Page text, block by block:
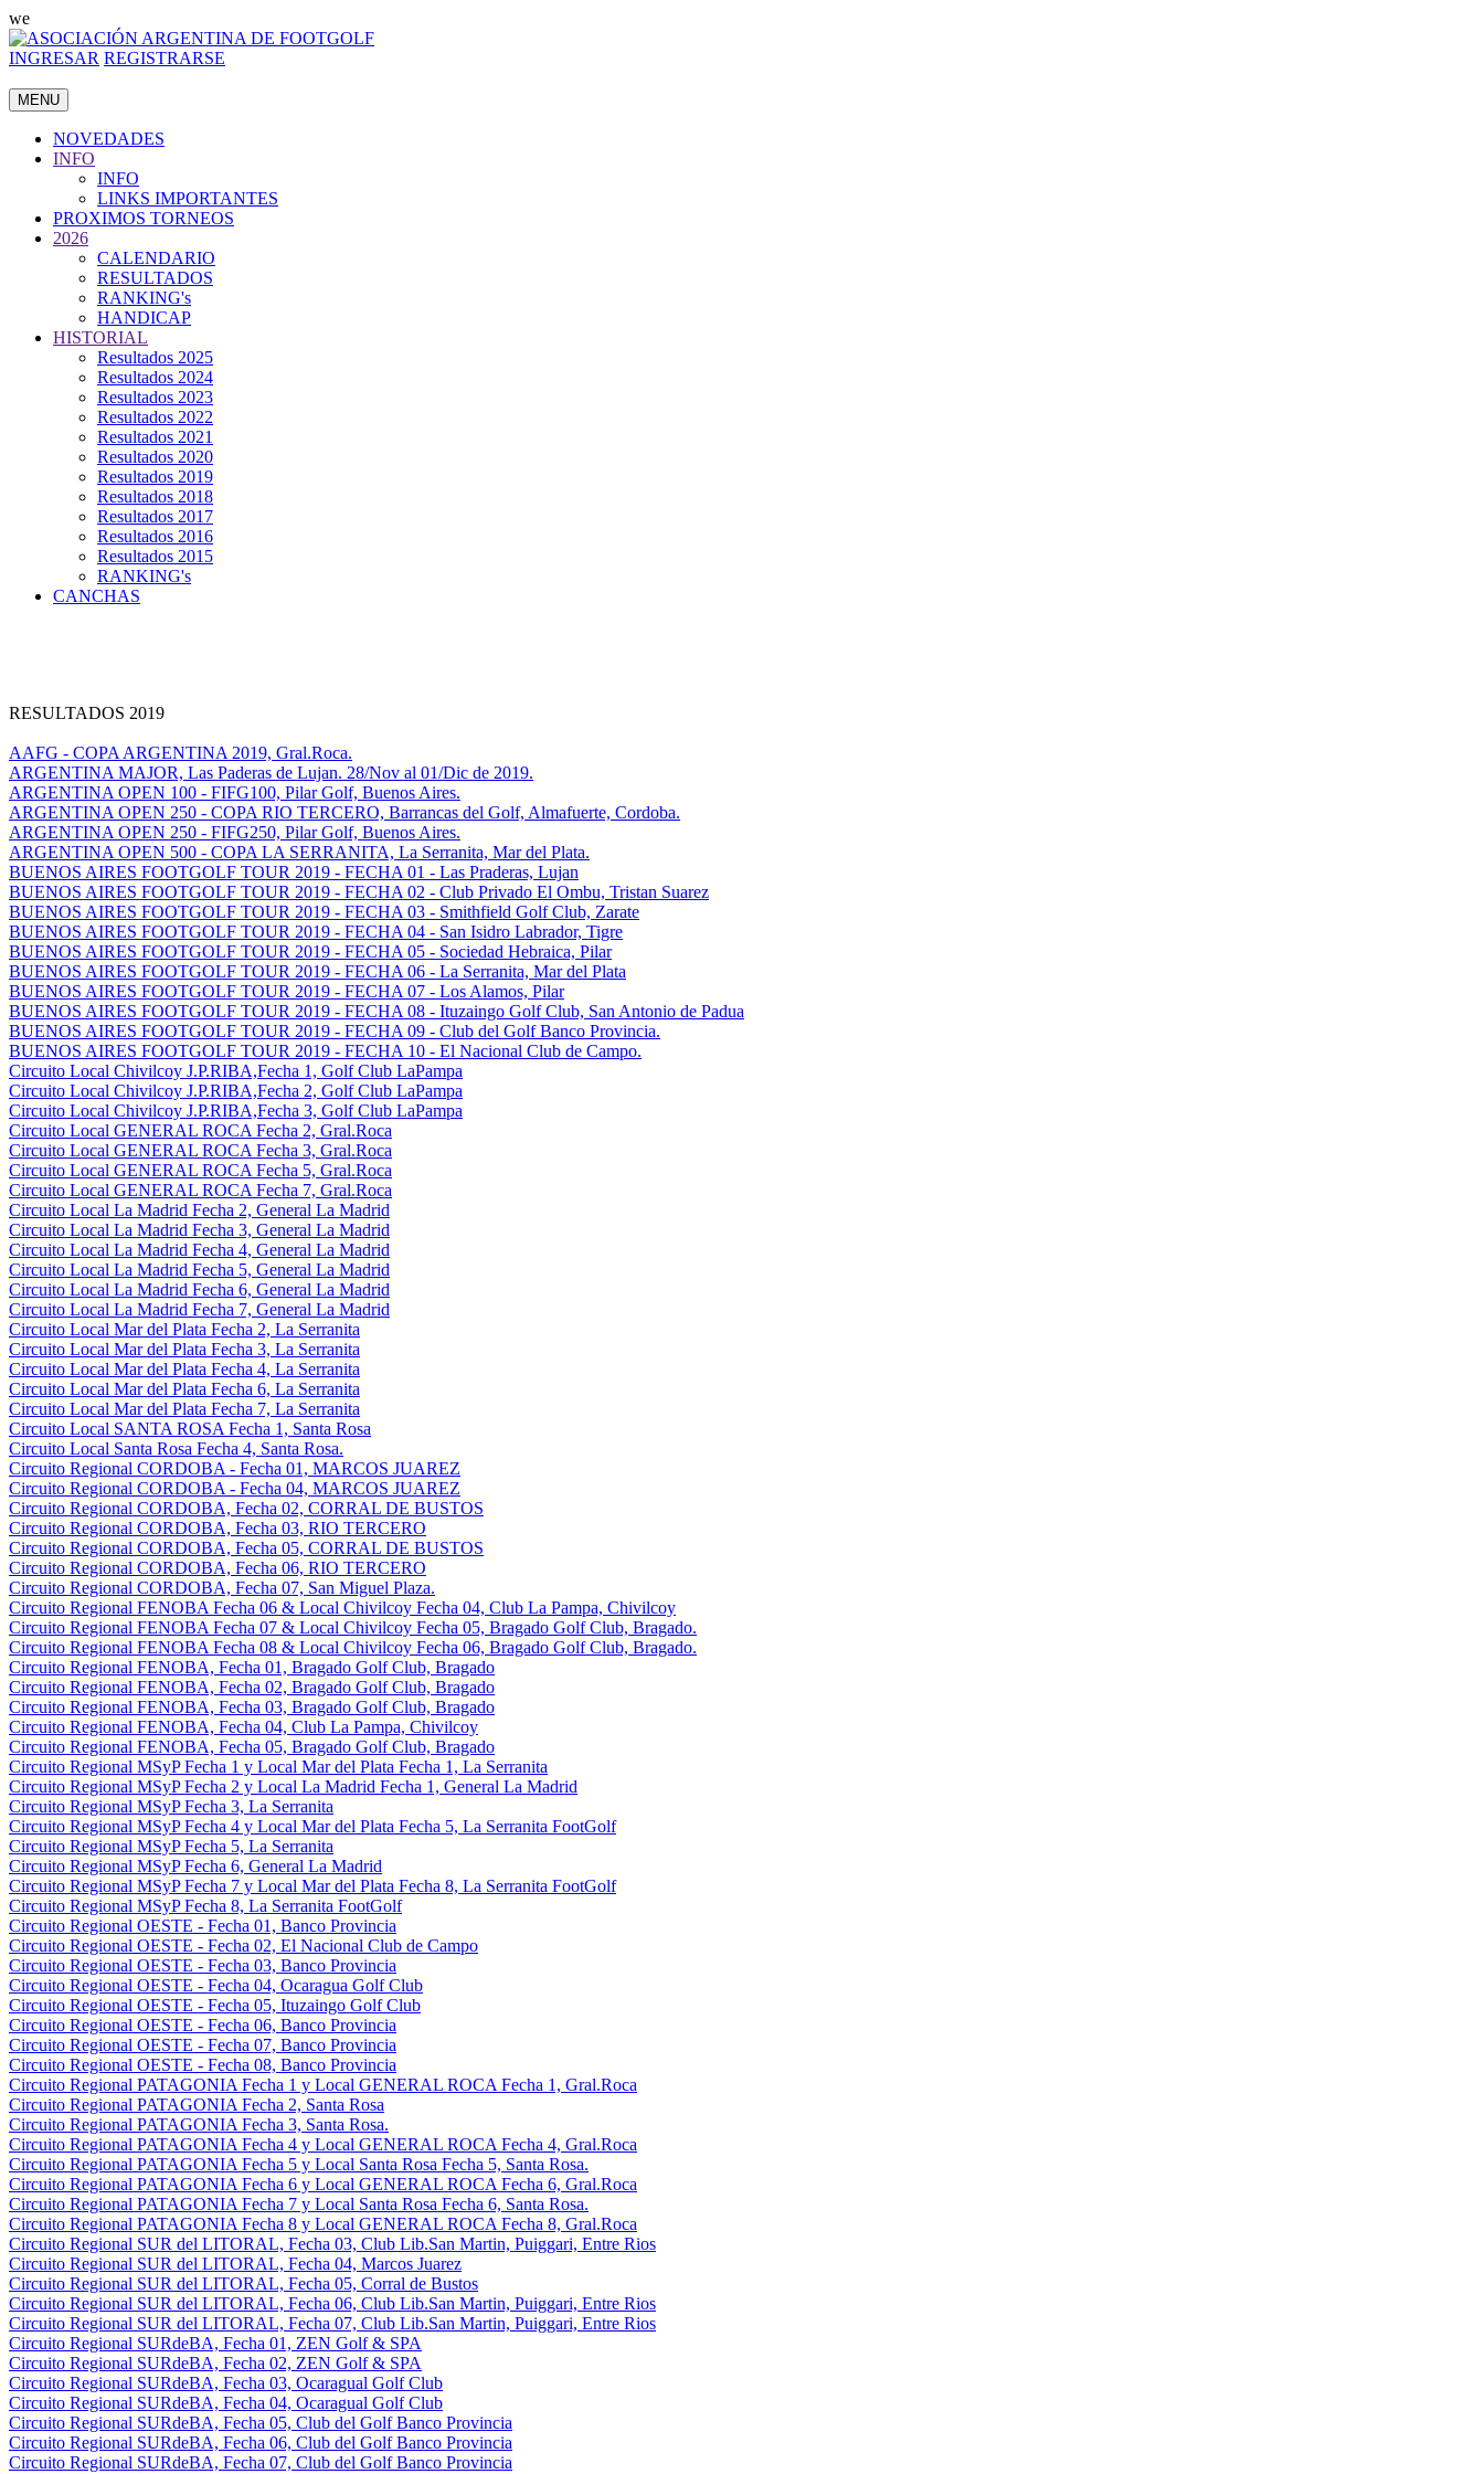
we
INGRESAR REGISTRARSE
MENU
NOVEDADES
INFO
INFO
LINKS IMPORTANTES
PROXIMOS TORNEOS
2026
CALENDARIO
RESULTADOS
RANKING's
HANDICAP
HISTORIAL
Resultados 2025
Resultados 2024
Resultados 2023
Resultados 2022
Resultados 2021
Resultados 2020
Resultados 2019
Resultados 2018
Resultados 2017
Resultados 2016
Resultados 2015
RANKING's
CANCHAS
RESULTADOS 2019
AAFG - COPA ARGENTINA 2019, Gral.Roca.
ARGENTINA MAJOR, Las Paderas de Lujan. 28/Nov al 01/Dic de 2019.
ARGENTINA OPEN 100 - FIFG100, Pilar Golf, Buenos Aires.
ARGENTINA OPEN 250 - COPA RIO TERCERO, Barrancas del Golf, Almafuerte, Cordoba.
ARGENTINA OPEN 250 - FIFG250, Pilar Golf, Buenos Aires.
ARGENTINA OPEN 500 - COPA LA SERRANITA, La Serranita, Mar del Plata.
BUENOS AIRES FOOTGOLF TOUR 2019 - FECHA 01 - Las Praderas, Lujan
BUENOS AIRES FOOTGOLF TOUR 2019 - FECHA 02 - Club Privado El Ombu, Tristan Suarez
BUENOS AIRES FOOTGOLF TOUR 2019 - FECHA 03 - Smithfield Golf Club, Zarate
BUENOS AIRES FOOTGOLF TOUR 2019 - FECHA 04 - San Isidro Labrador, Tigre
BUENOS AIRES FOOTGOLF TOUR 2019 - FECHA 05 - Sociedad Hebraica, Pilar
BUENOS AIRES FOOTGOLF TOUR 2019 - FECHA 06 - La Serranita, Mar del Plata
BUENOS AIRES FOOTGOLF TOUR 2019 - FECHA 07 - Los Alamos, Pilar
BUENOS AIRES FOOTGOLF TOUR 2019 - FECHA 08 - Ituzaingo Golf Club, San Antonio de Padua
BUENOS AIRES FOOTGOLF TOUR 2019 - FECHA 09 - Club del Golf Banco Provincia.
BUENOS AIRES FOOTGOLF TOUR 2019 - FECHA 10 - El Nacional Club de Campo.
Circuito Local Chivilcoy J.P.RIBA,Fecha 1, Golf Club LaPampa
Circuito Local Chivilcoy J.P.RIBA,Fecha 2, Golf Club LaPampa
Circuito Local Chivilcoy J.P.RIBA,Fecha 3, Golf Club LaPampa
Circuito Local GENERAL ROCA Fecha 2, Gral.Roca
Circuito Local GENERAL ROCA Fecha 3, Gral.Roca
Circuito Local GENERAL ROCA Fecha 5, Gral.Roca
Circuito Local GENERAL ROCA Fecha 7, Gral.Roca
Circuito Local La Madrid Fecha 2, General La Madrid
Circuito Local La Madrid Fecha 3, General La Madrid
Circuito Local La Madrid Fecha 4, General La Madrid
Circuito Local La Madrid Fecha 5, General La Madrid
Circuito Local La Madrid Fecha 6, General La Madrid
Circuito Local La Madrid Fecha 7, General La Madrid
Circuito Local Mar del Plata Fecha 2, La Serranita
Circuito Local Mar del Plata Fecha 3, La Serranita
Circuito Local Mar del Plata Fecha 4, La Serranita
Circuito Local Mar del Plata Fecha 6, La Serranita
Circuito Local Mar del Plata Fecha 7, La Serranita
Circuito Local SANTA ROSA Fecha 1, Santa Rosa
Circuito Local Santa Rosa Fecha 4, Santa Rosa.
Circuito Regional CORDOBA - Fecha 01, MARCOS JUAREZ
Circuito Regional CORDOBA - Fecha 04, MARCOS JUAREZ
Circuito Regional CORDOBA, Fecha 02, CORRAL DE BUSTOS
Circuito Regional CORDOBA, Fecha 03, RIO TERCERO
Circuito Regional CORDOBA, Fecha 05, CORRAL DE BUSTOS
Circuito Regional CORDOBA, Fecha 06, RIO TERCERO
Circuito Regional CORDOBA, Fecha 07, San Miguel Plaza.
Circuito Regional FENOBA Fecha 06 & Local Chivilcoy Fecha 04, Club La Pampa, Chivilcoy
Circuito Regional FENOBA Fecha 07 & Local Chivilcoy Fecha 05, Bragado Golf Club, Bragado.
Circuito Regional FENOBA Fecha 08 & Local Chivilcoy Fecha 06, Bragado Golf Club, Bragado.
Circuito Regional FENOBA, Fecha 01, Bragado Golf Club, Bragado
Circuito Regional FENOBA, Fecha 02, Bragado Golf Club, Bragado
Circuito Regional FENOBA, Fecha 03, Bragado Golf Club, Bragado
Circuito Regional FENOBA, Fecha 04, Club La Pampa, Chivilcoy
Circuito Regional FENOBA, Fecha 05, Bragado Golf Club, Bragado
Circuito Regional MSyP Fecha 1 y Local Mar del Plata Fecha 1, La Serranita
Circuito Regional MSyP Fecha 2 y Local La Madrid Fecha 1, General La Madrid
Circuito Regional MSyP Fecha 3, La Serranita
Circuito Regional MSyP Fecha 4 y Local Mar del Plata Fecha 5, La Serranita FootGolf
Circuito Regional MSyP Fecha 5, La Serranita
Circuito Regional MSyP Fecha 6, General La Madrid
Circuito Regional MSyP Fecha 7 y Local Mar del Plata Fecha 8, La Serranita FootGolf
Circuito Regional MSyP Fecha 8, La Serranita FootGolf
Circuito Regional OESTE - Fecha 01, Banco Provincia
Circuito Regional OESTE - Fecha 02, El Nacional Club de Campo
Circuito Regional OESTE - Fecha 03, Banco Provincia
Circuito Regional OESTE - Fecha 04, Ocaragua Golf Club
Circuito Regional OESTE - Fecha 05, Ituzaingo Golf Club
Circuito Regional OESTE - Fecha 06, Banco Provincia
Circuito Regional OESTE - Fecha 07, Banco Provincia
Circuito Regional OESTE - Fecha 08, Banco Provincia
Circuito Regional PATAGONIA Fecha 1 y Local GENERAL ROCA Fecha 1, Gral.Roca
Circuito Regional PATAGONIA Fecha 2, Santa Rosa
Circuito Regional PATAGONIA Fecha 3, Santa Rosa.
Circuito Regional PATAGONIA Fecha 4 y Local GENERAL ROCA Fecha 4, Gral.Roca
Circuito Regional PATAGONIA Fecha 5 y Local Santa Rosa Fecha 5, Santa Rosa.
Circuito Regional PATAGONIA Fecha 6 y Local GENERAL ROCA Fecha 6, Gral.Roca
Circuito Regional PATAGONIA Fecha 7 y Local Santa Rosa Fecha 6, Santa Rosa.
Circuito Regional PATAGONIA Fecha 8 y Local GENERAL ROCA Fecha 8, Gral.Roca
Circuito Regional SUR del LITORAL, Fecha 03, Club Lib.San Martin, Puiggari, Entre Rios
Circuito Regional SUR del LITORAL, Fecha 04, Marcos Juarez
Circuito Regional SUR del LITORAL, Fecha 05, Corral de Bustos
Circuito Regional SUR del LITORAL, Fecha 06, Club Lib.San Martin, Puiggari, Entre Rios
Circuito Regional SUR del LITORAL, Fecha 07, Club Lib.San Martin, Puiggari, Entre Rios
Circuito Regional SURdeBA, Fecha 01, ZEN Golf & SPA
Circuito Regional SURdeBA, Fecha 02, ZEN Golf & SPA
Circuito Regional SURdeBA, Fecha 03, Ocaragual Golf Club
Circuito Regional SURdeBA, Fecha 04, Ocaragual Golf Club
Circuito Regional SURdeBA, Fecha 05, Club del Golf Banco Provincia
Circuito Regional SURdeBA, Fecha 06, Club del Golf Banco Provincia
Circuito Regional SURdeBA, Fecha 07, Club del Golf Banco Provincia